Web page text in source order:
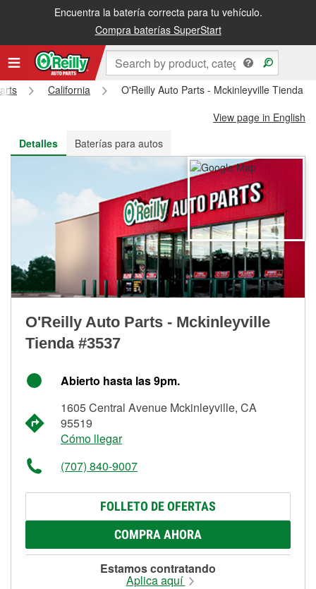
Encuentra la batería correcta para tu vehículo.
Compra baterías SuperStart
Recibe tu orden gratis al día siguiente o recógela en la tienda
California
O'Reilly Auto Parts - Mckinleyville Tienda
View page in English
Detalles
Baterías para autos
O'Reilly Auto Parts - Mckinleyville
Tienda #3537
Abierto hasta las 9pm.
1605 Central Avenue Mckinleyville, CA
95519
Cómo llegar
(707) 840-9007
FOLLETO DE OFERTAS
COMPRA AHORA
Estamos contratando
Aplica aquí